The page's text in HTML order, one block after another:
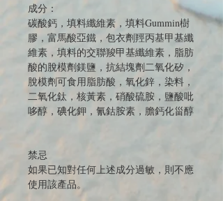
成分：
碳酸鈣，填料纖維素，填料Gummin樹
膠，富馬酸亞鐵，包衣劑羥丙基甲基纖
維素，填料的交聯羧甲基纖維素，脂肪
酸的脫模劑鎂鹽，抗結塊劑二氧化矽，
脫模劑可食用脂肪酸，氧化鋅，染料，
二氧化鈦，核黃素，硝酸硫胺，鹽酸吡
哆醇，碘化鉀，氰鈷胺素，膽鈣化甾醇
禁忌
如果已知對任何上述成分過敏，則不應
使用該產品。